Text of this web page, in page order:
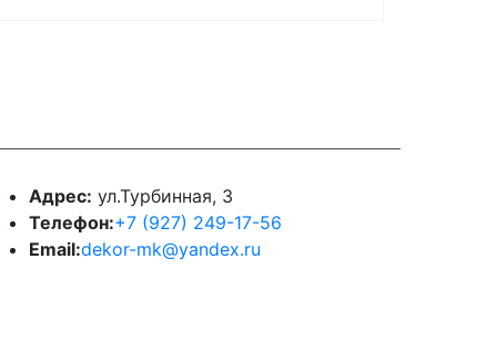
Адрес: ул.Турбинная, 3
Телефон:+7 (927) 249-17-56
Email:dekor-mk@yandex.ru